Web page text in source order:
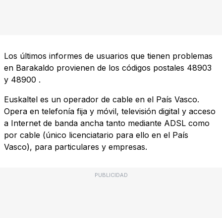
Los últimos informes de usuarios que tienen problemas
en Barakaldo provienen de los códigos postales 48903
y 48900 .
Euskaltel es un operador de cable en el País Vasco.
Opera en telefonía fija y móvil, televisión digital y acceso
a Internet de banda ancha tanto mediante ADSL como
por cable (único licenciatario para ello en el País
Vasco), para particulares y empresas.
PUBLICIDAD